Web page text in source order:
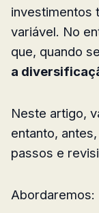
investimentos
variável. No
que, quando
a
Neste artigo,
entanto,
passos e
Abordaremos: